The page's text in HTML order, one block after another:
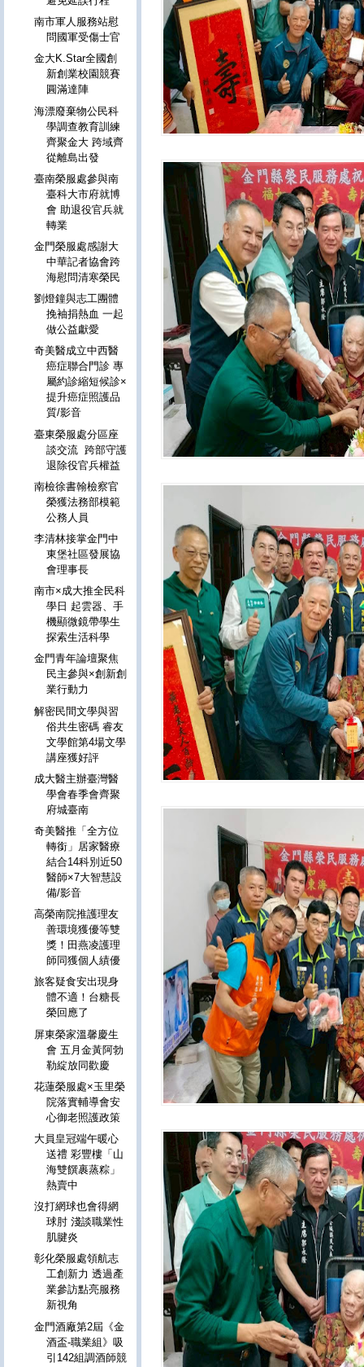
南市軍人服務站慰
問國軍受傷士官
金大K.Star全國創
新創業校園競賽
圓滿達陣
海漂廢棄物公民科
學調查教育訓練
齊聚金大 跨域齊
從離島出發
臺南榮服處參與南
臺科大市府就博
會 助退役官兵就
轉業
金門榮服處感謝大
中華記者協會跨
海慰問清寒榮民
劉燈鐘與志工團體
挽袖捐熱血 一起
做公益獻愛
奇美醫成立中西醫
癌症聯合門診 專
屬約診縮短候診×
提升癌症照護品
質/影音
臺東榮服處分區座
談交流 跨部守護
退除役官兵權益
南檢徐書翰檢察官
榮獲法務部模範
公務人員
李清林接掌金門中
東堡社區發展協
會理事長
南市×成大推全民科
學日 起雲器、手
機顯微鏡帶學生
探索生活科學
金門青年論壇聚焦
民主參與×創新創
業行動力
解密民間文學與習
俗共生密碼 睿友
文學館第4場文學
講座獲好評
成大醫主辦臺灣醫
學會春季會齊聚
府城臺南
奇美醫推「全方位
轉銜」居家醫療
結合14科別近50
醫師×7大智慧設
備/影音
高榮南院推護理友
善環境獲優等雙
獎！田燕凌護理
師同獲個人績優
旅客疑食安出現身
體不適！台糖長
榮回應了
屏東榮家溫馨慶生
會 五月金黃阿勃
勒綻放同歡慶
花蓮榮服處×玉里榮
院落實輔導會安
心御老照護政策
大員皇冠端午暖心
送禮 彩豐樓「山
海雙饌裹蒸粽」
熱賣中
沒打網球也會得網
球肘 淺談職業性
肌腱炎
彰化榮服處領航志
工創新力 透過產
業參訪點亮服務
新視角
金門酒廠第2屆《金
酒盃-職業組》吸
引142組調酒師競